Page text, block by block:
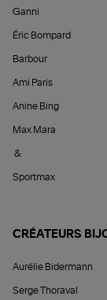
Ganni
Éric Bompard
Barbour
Ami Paris
Anine Bing
Max Mara
&
Sportmax
CRÉATEURS
Aurélie Bidermann
Serge Thoraval